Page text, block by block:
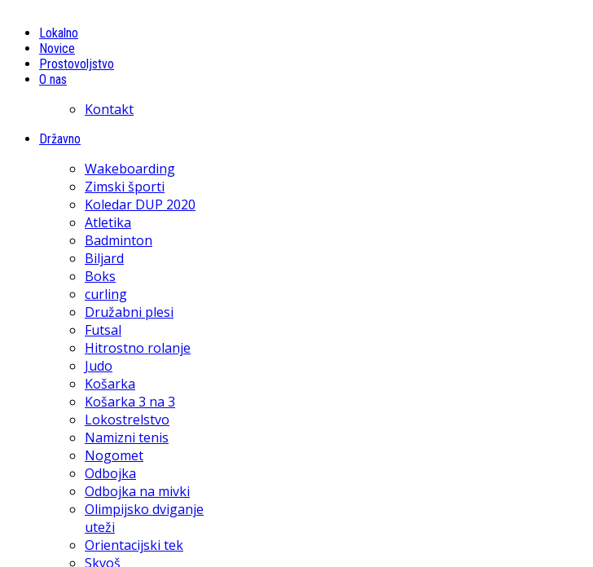
Lokalno
Novice
Prostovoljstvo
O nas
Kontakt
Državno
Wakeboarding
Zimski športi
Koledar DUP 2020
Atletika
Badminton
Biljard
Boks
curling
Družabni plesi
Futsal
Hitrostno rolanje
Judo
Košarka
Košarka 3 na 3
Lokostrelstvo
Namizni tenis
Nogomet
Odbojka
Odbojka na mivki
Olimpijsko dviganje
uteži
Orientacijski tek
Skvoš